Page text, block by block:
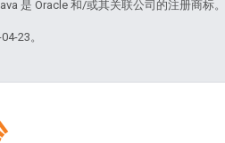
是 Oracle 和/或其关联公司的注册商标。
23。